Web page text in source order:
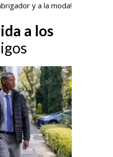
y a la moda!
a los